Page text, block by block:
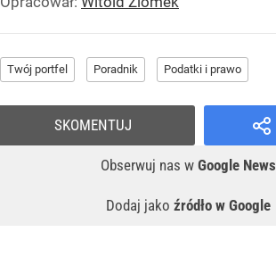
Twój portfel Poradnik Podatki i prawo
Obserwuj nas w Google News
Dodaj jako źródło w Google
SKOMENTUJ